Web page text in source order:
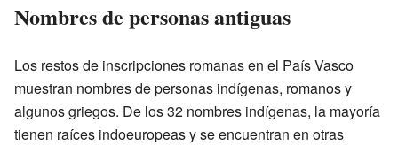
Nombres de personas antiguas
Los restos de inscripciones romanas en el País Vasco
muestran nombres de personas indígenas, romanos y
algunos griegos. De los 32 nombres indígenas, la mayoría
tienen raíces indoeuropeas y se encuentran en otras